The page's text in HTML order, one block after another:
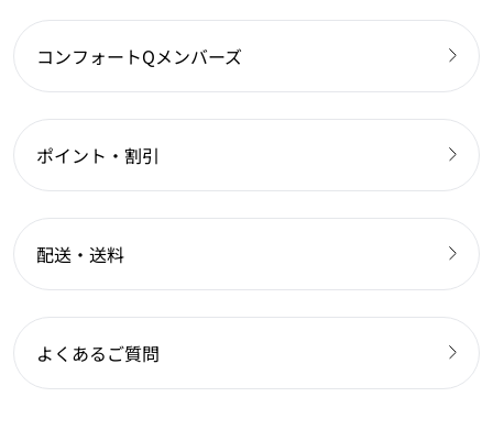
コンフォートQメンバーズ
ポイント・割引
配送・送料
よくあるご質問